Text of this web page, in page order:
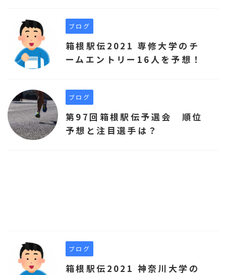
ブログ
箱根駅伝2021 専修大学のチ
ームエントリー16人を予想！
ブログ
第97回箱根駅伝予選会 順位
予想と注目選手は？
ブログ
箱根駅伝2021 神奈川大学の